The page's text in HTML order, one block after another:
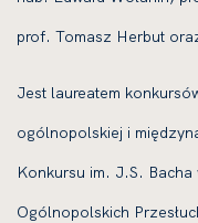
prof. Tomasz Herbut
Jest laureatem
ogólnopolskiej i
Konkursu im. J.S.
Ogólnopolskich